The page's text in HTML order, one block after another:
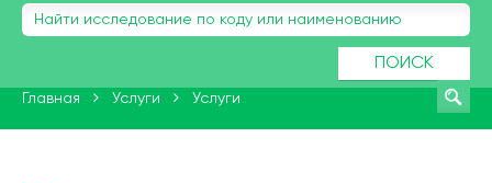
ПОИСК
Главная Услуги Услуги